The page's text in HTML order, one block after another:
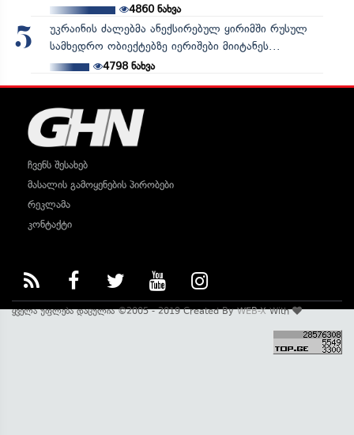
4860ნახვა
5
უკრაინის ძალებმა ანექსირებულ ყირიმში რუსულ
სამხედრო ობიექტებზე იერიშები მიიტანეს...
4798ნახვა
ჩვენს შესახებ
მასალის გამოყენების პირობები
რეკლამა
კონტაქტი
ყველა უფლება დაცულია ©2005 - 2019 Created ByWEB-XWith